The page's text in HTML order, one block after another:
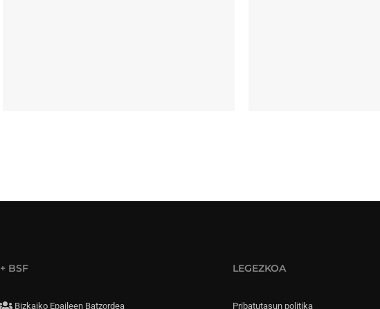
+ BSF
Bizkaiko Epaileen Batzordea
LEGEZKOA
Pribatutasun politika